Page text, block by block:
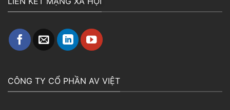
CÔNG TY CỔ PHẦN AV VIỆT